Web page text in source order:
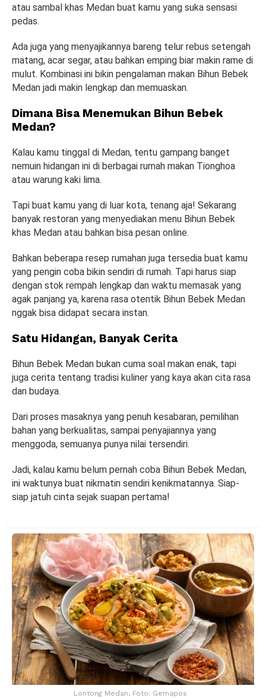
atau sambal khas Medan buat kamu yang suka sensasi
pedas.
Ada juga yang menyajikannya bareng telur rebus setengah
matang, acar segar, atau bahkan emping biar makin rame di
mulut. Kombinasi ini bikin pengalaman makan Bihun Bebek
Medan jadi makin lengkap dan memuaskan.
Dimana Bisa Menemukan Bihun Bebek
Medan?
Kalau kamu tinggal di Medan, tentu gampang banget
nemuin hidangan ini di berbagai rumah makan Tionghoa
atau warung kaki lima.
Tapi buat kamu yang di luar kota, tenang aja! Sekarang
banyak restoran yang menyediakan menu Bihun Bebek
khas Medan atau bahkan bisa pesan online.
Bahkan beberapa resep rumahan juga tersedia buat kamu
yang pengin coba bikin sendiri di rumah. Tapi harus siap
dengan stok rempah lengkap dan waktu memasak yang
agak panjang ya, karena rasa otentik Bihun Bebek Medan
nggak bisa didapat secara instan.
Satu Hidangan, Banyak Cerita
Bihun Bebek Medan bukan cuma soal makan enak, tapi
juga cerita tentang tradisi kuliner yang kaya akan cita rasa
dan budaya.
Dari proses masaknya yang penuh kesabaran, pemilihan
bahan yang berkualitas, sampai penyajiannya yang
menggoda, semuanya punya nilai tersendiri.
Jadi, kalau kamu belum pernah coba Bihun Bebek Medan,
ini waktunya buat nikmatin sendiri kenikmatannya. Siap-
siap jatuh cinta sejak suapan pertama!
Lontong Medan, Foto: Gemapos